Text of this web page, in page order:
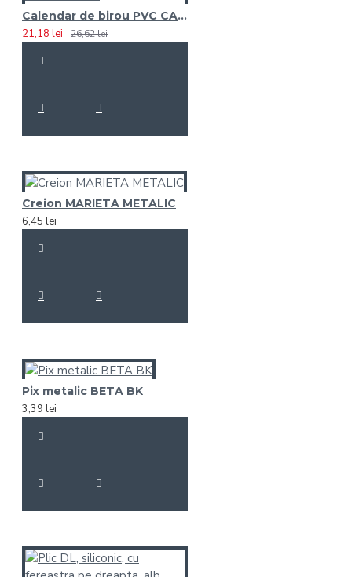
Calendar de birou PVC CARO + 2026
21,18 lei
26,62 lei
Creion MARIETA METALIC
6,45 lei
Pix metalic BETA BK
3,39 lei